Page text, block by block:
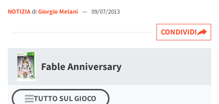
NOTIZIAdi Giorgio Melani — 09/07/2013
CONDIVIDI
Fable Anniversary
TUTTO SUL GIOCO